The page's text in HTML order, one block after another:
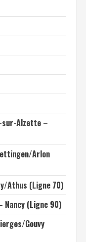
sur-Alzette –
Arlon
Athus (Ligne 70)
(Ligne 90)
Gouvy